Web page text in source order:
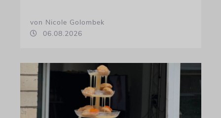
von Nicole Golombek
06.08.2026